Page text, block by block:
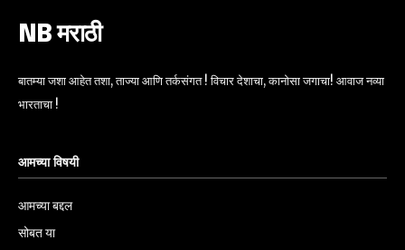
NB मराठी
बातम्या जशा आहेत तशा, ताज्या आणि तर्कसंगत ! विचार देशाचा, कानोसा जगाचा! आवाज नव्या
भारताचा !
आमच्या विषयी
आमच्या बद्दल
सोबत या